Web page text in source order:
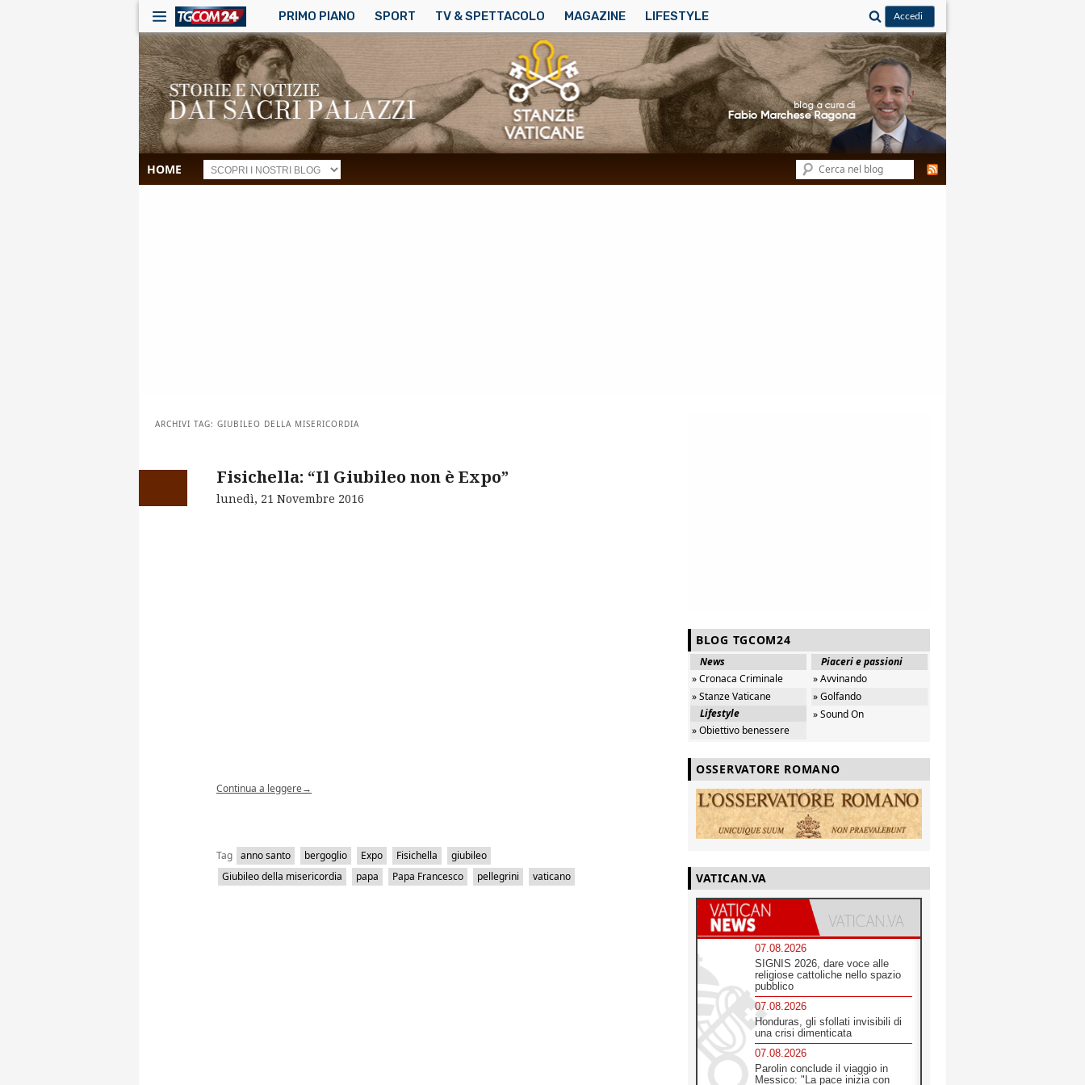
PRIMO PIANO SPORT TV & SPETTACOLO MAGAZINE LIFESTYLE
Cerca
HOME
ARCHIVI TAG: GIUBILEO DELLA MISERICORDIA
Fisichella: “Il Giubileo non è Expo”
lunedì, 21 Novembre 2016
Continua a leggere→
Tag anno santo bergoglio Expo Fisichella
giubileo
Giubileo della misericordia
papa Papa Francesco pellegrini vaticano
BLOG TGCOM24
News
» Cronaca Criminale
» Stanze Vaticane
Lifestyle
» Obiettivo benessere
Piaceri e passioni
» Avvinando
» Golfando
» Sound On
OSSERVATORE ROMANO
VATICAN.VA
07.08.2026
SIGNIS 2026, dare voce alle
religiose cattoliche nello spazio
pubblico
07.08.2026
Honduras, gli sfollati invisibili di
una crisi dimenticata
07.08.2026
Parolin conclude il viaggio in
Messico: "La pace inizia con